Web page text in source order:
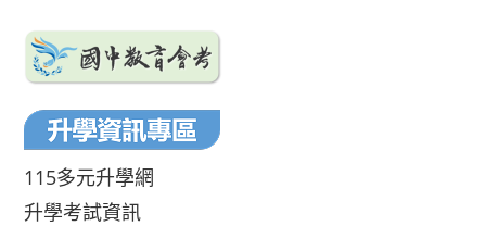
115多元升學網
升學考試資訊